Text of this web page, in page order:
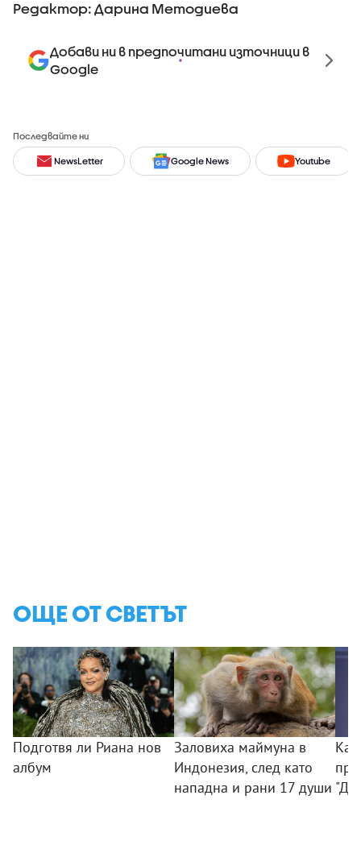
Редактор: Дарина Методиева
Добави ни в предпочитани източници в
Google
Последвайте ни
NewsLetter Google News Youtube
ОЩЕ ОТ СВЕТЪТ
Подготвя ли Риана нов
албум
Заловиха маймуна в
Индонезия, след като
нападна и рани 17 души